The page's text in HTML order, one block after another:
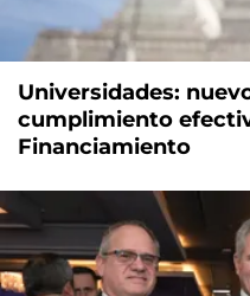
Universidades:
cumplimiento
Financiamiento